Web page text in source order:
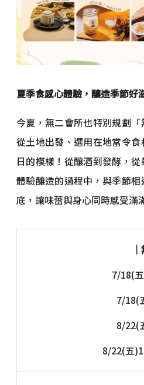
夏季食感心體驗，釀造季節好
今夏，無二會所也特別規劃「
從土地出發、選用在地當令
日的模樣！從釀酒到發酵，
體驗釀造的過程中，與季節
底，讓味蕾與身心同時感受滿
7/18(
7/18(
8/22(
8/22(五